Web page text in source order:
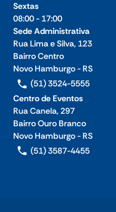
Sextas
08:00 - 17:00
Sede Administrativa
Rua Lima e Silva, 123
Bairro Centro
Novo Hamburgo - RS
(51) 3524-5555
Centro de Eventos
Rua Canela, 297
Bairro Ouro Branco
Novo Hamburgo - RS
(51) 3587-4455